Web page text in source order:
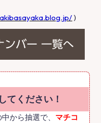
)
てください！
から抽選で、 マチコ